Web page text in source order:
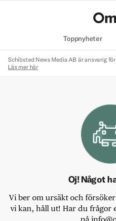
Toppnyheter
Schibsted News Media AB är ansvarig
Läs mer här
Oj! Något
Vi ber om ursäkt och
vi kan, håll ut! Har du frågor